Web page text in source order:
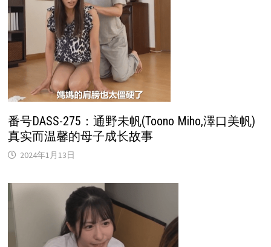
番号DASS-275：通野未帆(Toono Miho,澤口美帆)
真实而温馨的母子成长故事
2024年1月13日